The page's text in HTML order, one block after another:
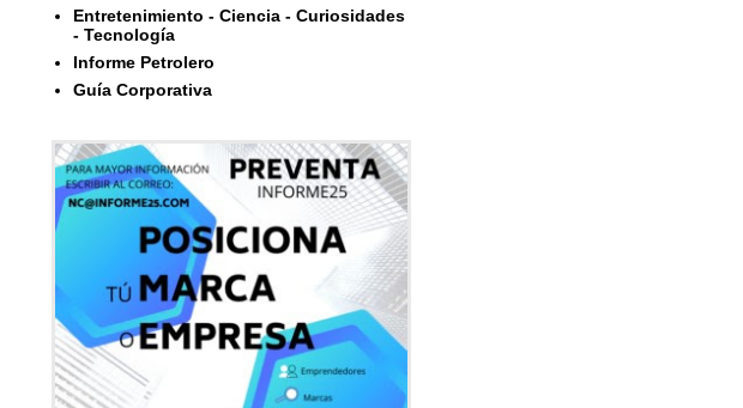
Entretenimiento - Ciencia - Curiosidades
- Tecnología
Informe Petrolero
Guía Corporativa